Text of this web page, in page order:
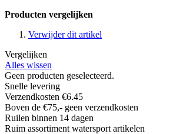
Producten vergelijken
Verwijder dit artikel
Vergelijken
Alles wissen
Geen producten geselecteerd.
Snelle levering
Verzendkosten €6.45
Boven de €75,- geen verzendkosten
Ruilen binnen 14 dagen
Ruim assortiment watersport artikelen